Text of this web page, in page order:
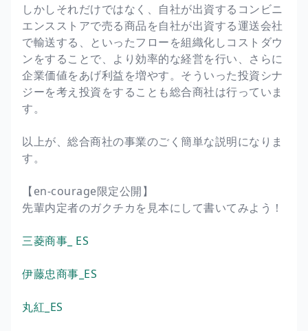
しかしそれだけではなく、自社が出資するコンビニ
エンスストアで売る商品を自社が出資する運送会社
で輸送する、といったフローを組織化しコストダウ
ンをすることで、より効率的な経営を行い、さらに
企業価値をあげ利益を増やす。そういった投資シナ
ジーを考え投資をすることも総合商社は行っていま
す。
以上が、総合商社の事業のごく簡単な説明になりま
す。
【en-courage限定公開】
先輩内定者のガクチカを見本にして書いてみよう！
三菱商事_ ES
伊藤忠商事_ES
丸紅_ES